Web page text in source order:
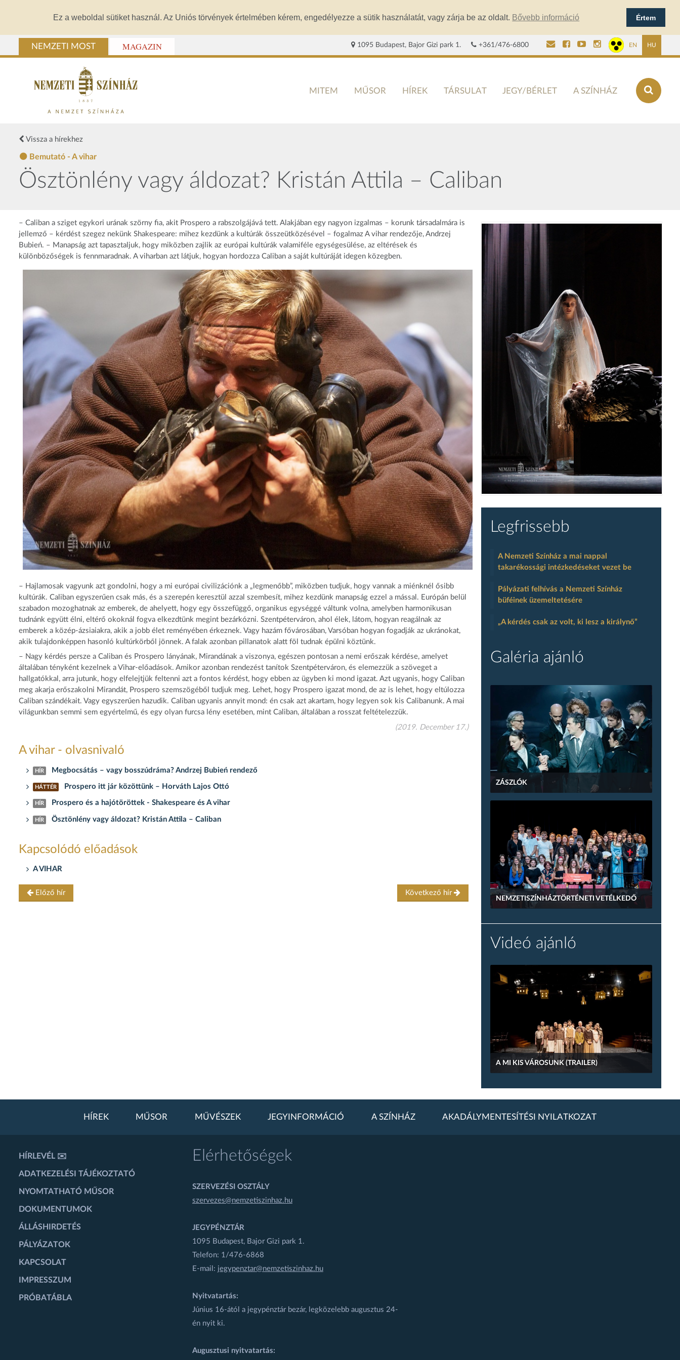
Ez a weboldal sütiket használ. Az Uniós törvények értelmében kérem, engedélyezze a sütik használatát, vagy zárja be az oldalt. Bővebb információ Értem
NEMZETI MOST MAGAZIN 1095 Budapest, Bajor Gizi park 1. +361/476-6800 EN HU
MITEM MŰSOR HÍREK TÁRSULAT JEGY/BÉRLET A SZÍNHÁZ
Vissza a hírekhez
Bemutató - A vihar
Ösztönlény vagy áldozat? Kristán Attila – Caliban
– Caliban a sziget egykori urának szörny fia, akit Prospero a rabszolgájává tett. Alakjában egy nagyon izgalmas – korunk társadalmára is
jellemző – kérdést szegez nekünk Shakespeare: mihez kezdünk a kultúrák összeütközésével – fogalmaz A vihar rendezője, Andrzej
Bubień. – Manapság azt tapasztaljuk, hogy miközben zajlik az európai kultúrák valamiféle egységesülése, az eltérések és
különbözőségek is fennmaradnak. A viharban azt látjuk, hogyan hordozza Caliban a saját kultúráját idegen közegben.
– Hajlamosak vagyunk azt gondolni, hogy a mi európai civilizációnk a „legmenőbb”, miközben tudjuk, hogy vannak a miénknél ősibb
kultúrák. Caliban egyszerűen csak más, és a szerepén keresztül azzal szembesít, mihez kezdünk manapság ezzel a mással. Európán belül
szabadon mozoghatnak az emberek, de ahelyett, hogy egy összefüggő, organikus egységgé váltunk volna, amelyben harmonikusan
tudnánk együtt élni, eltérő okoknál fogva elkezdtünk megint bezárkózni. Szentpéterváron, ahol élek, látom, hogyan reagálnak az
emberek a közép-ázsiaiakra, akik a jobb élet reményében érkeznek. Vagy hazám fővárosában, Varsóban hogyan fogadják az ukránokat,
akik tulajdonképpen hasonló kultúrkörből jönnek. A falak azonban pillanatok alatt föl tudnak épülni köztünk.
– Nagy kérdés persze a Caliban és Prospero lányának, Mirandának a viszonya, egészen pontosan a nemi erőszak kérdése, amelyet
általában tényként kezelnek a Vihar-előadások. Amikor azonban rendezést tanítok Szentpéterváron, és elemezzük a szöveget a
hallgatókkal, arra jutunk, hogy elfelejtjük feltenni azt a fontos kérdést, hogy ebben az ügyben ki mond igazat. Azt ugyanis, hogy Caliban
meg akarja erőszakolni Mirandát, Prospero szemszögéből tudjuk meg. Lehet, hogy Prospero igazat mond, de az is lehet, hogy eltúlozza
Caliban szándékait. Vagy egyszerűen hazudik. Caliban ugyanis annyit mond: én csak azt akartam, hogy legyen sok kis Calibanunk. A mai
világunkban semmi sem egyértelmű, és egy olyan furcsa lény esetében, mint Caliban, általában a rosszat feltételezzük.
(2019. December 17.)
A vihar - olvasnivaló
HÍR Megbocsátás – vagy bosszúdráma? Andrzej Bubień rendező
HÁTTÉR Prospero itt jár közöttünk – Horváth Lajos Ottó
HÍR Prospero és a hajótöröttek - Shakespeare és A vihar
HÍR Ösztönlény vagy áldozat? Kristán Attila – Caliban
Kapcsolódó előadások
A VIHAR
Előző hír Következő hír
Legfrissebb
A Nemzeti Színház a mai nappal
takarékossági intézkedéseket vezet be
Pályázati felhívás a Nemzeti Színház
büféinek üzemeltetésére
„A kérdés csak az volt, ki lesz a királynő”
Galéria ajánló
ZÁSZLÓK
NEMZETISZÍNHÁZTÖRTÉNETI VETÉLKEDŐ
Videó ajánló
A MI KIS VÁROSUNK (TRAILER)
HÍREK MŰSOR MŰVÉSZEK JEGYINFORMÁCIÓ A SZÍNHÁZ AKADÁLYMENTESÍTÉSI NYILATKOZAT
HÍRLEVÉL ✉️
ADATKEZELÉSI TÁJÉKOZTATÓ
NYOMTATHATÓ MŰSOR
DOKUMENTUMOK
ÁLLÁSHIRDETÉS
PÁLYÁZATOK
KAPCSOLAT
IMPRESSZUM
PRÓBATÁBLA
Elérhetőségek
SZERVEZÉSI OSZTÁLY
szervezes@nemzetiszinhaz.hu
JEGYPÉNZTÁR
1095 Budapest, Bajor Gizi park 1.
Telefon: 1/476-6868
E-mail: jegypenztar@nemzetiszinhaz.hu
Nyitvatartás:
Június 16-ától a jegypénztár bezár, legközelebb augusztus 24-
én nyit ki.
Augusztusi nyitvatartás: